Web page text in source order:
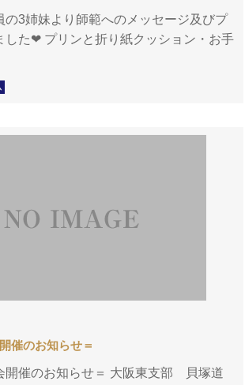
の3姉妹より師範へのメッセージ及びプ
した❤ プリンと折り紙クッション・お手
催のお知らせ＝
開催のお知らせ＝ 大阪東支部 貝塚道